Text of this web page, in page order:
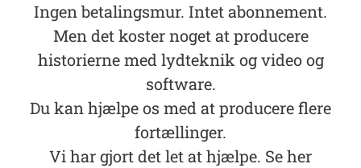
Ingen betalingsmur. Intet abonnement.
Men det koster noget at producere
historierne med lydteknik og video og
software.
Du kan hjælpe os med at producere flere
fortællinger.
Vi har gjort det let at hjælpe. Se her